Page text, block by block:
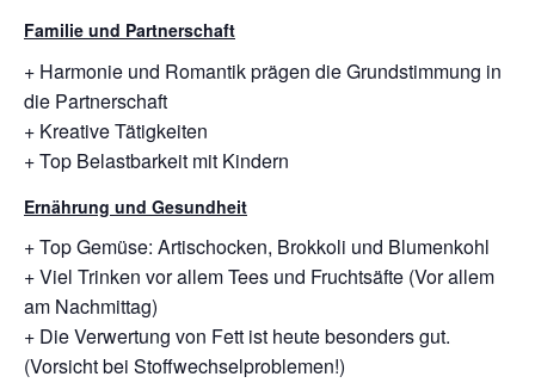
Familie und Partnerschaft
+ Harmonie und Romantik prägen die Grundstimmung in
die Partnerschaft
+ Kreative Tätigkeiten
+ Top Belastbarkeit mit Kindern
Ernährung und Gesundheit
+ Top Gemüse: Artischocken, Brokkoli und Blumenkohl
+ Viel Trinken vor allem Tees und Fruchtsäfte (Vor allem
am Nachmittag)
+ Die Verwertung von Fett ist heute besonders gut.
(Vorsicht bei Stoffwechselproblemen!)